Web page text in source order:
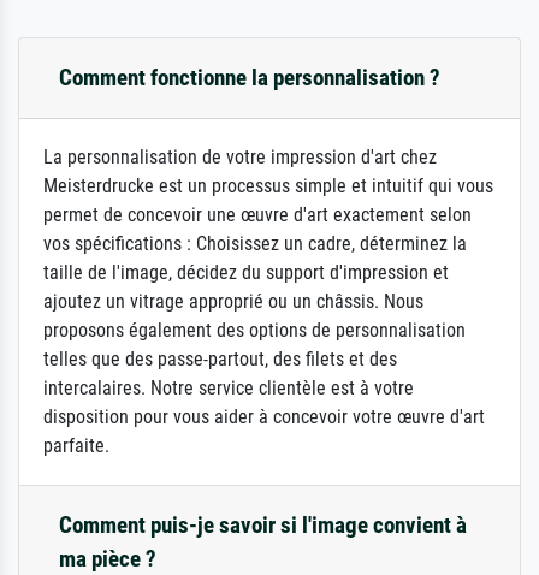
Comment fonctionne la personnalisation ?
La personnalisation de votre impression d'art chez
Meisterdrucke est un processus simple et intuitif qui vous
permet de concevoir une œuvre d'art exactement selon
vos spécifications : Choisissez un cadre, déterminez la
taille de l'image, décidez du support d'impression et
ajoutez un vitrage approprié ou un châssis. Nous
proposons également des options de personnalisation
telles que des passe-partout, des filets et des
intercalaires. Notre service clientèle est à votre
disposition pour vous aider à concevoir votre œuvre d'art
parfaite.
Comment puis-je savoir si l'image convient à
ma pièce ?